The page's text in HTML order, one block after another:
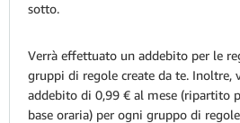
sotto.
Verrà effettuato un addebito per le
gruppi di regole create da te. Inoltre,
addebito di 0,99 € al mese (ripartito
base oraria) per ogni gruppo di